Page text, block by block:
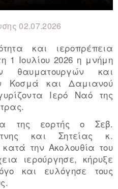
02.07.2026
και ιεροπρέπεια
1 Ιουλίου 2026 η μνήμη
θαυματουργών και
Κοσμά και Δαμιανού
Ιερό Ναό της
της εορτής ο Σεβ.
και Σητείας κ.
την Ακολουθία του
ιερούργησε, κήρυξε
και ευλόγησε τους